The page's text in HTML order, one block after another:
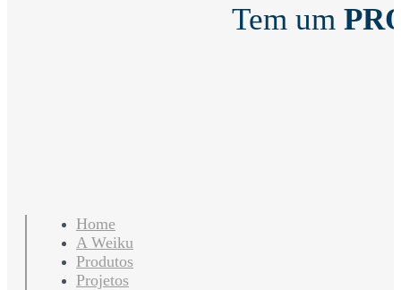
Tem um
Home
A Weiku
Produtos
Projetos